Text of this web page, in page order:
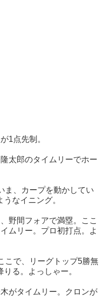
1点先制。
太郎のタイムリーでホー
ま、カープを動かしてい
なイニング。
野間フォアで満塁。ここ
ムリー。プロ初打点。よ
こで、リーグトップ5勝無
る。よっしゃー。
がタイムリー。クロンが